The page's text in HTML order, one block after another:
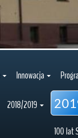
Innowacja
2018/2019
100 lat